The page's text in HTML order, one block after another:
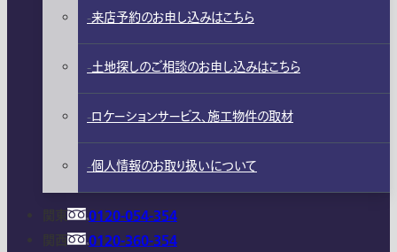
来店予約のお申し込みはこちら
土地探しのご相談のお申し込みはこちら
ロケーションサービス、施工物件の取材
個人情報のお取り扱いについて
0120-054-354
0120-360-354